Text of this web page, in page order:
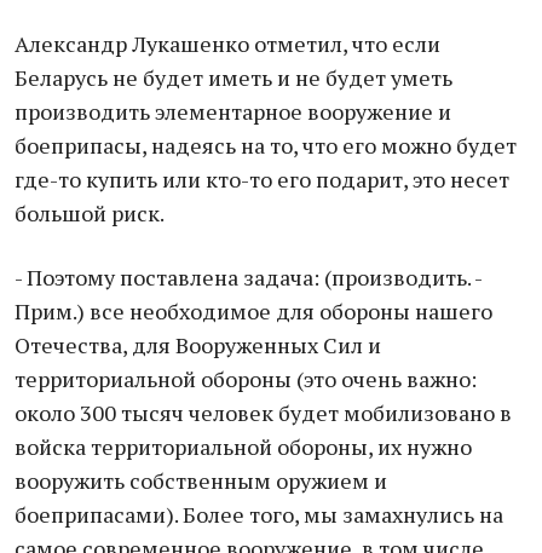
Александр Лукашенко отметил, что если
Беларусь не будет иметь и не будет уметь
производить элементарное вооружение и
боеприпасы, надеясь на то, что его можно будет
где-то купить или кто-то его подарит, это несет
большой риск.
- Поэтому поставлена задача: (производить. -
Прим.) все необходимое для обороны нашего
Отечества, для Вооруженных Сил и
территориальной обороны (это очень важно:
около 300 тысяч человек будет мобилизовано в
войска территориальной обороны, их нужно
вооружить собственным оружием и
боеприпасами). Более того, мы замахнулись на